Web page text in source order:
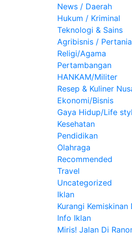
News / Daerah
Hukum / Kriminal
Teknologi & Sains
Agribisnis /
Religi/Agama
Pertambangan
HANKAM/Militer
Resep & Kuliner
Ekonomi/Bisnis
Gaya Hidup/Life
Kesehatan
Pendidikan
Olahraga
Recommended
Travel
Uncategorized
Iklan
Kurangi
Info Iklan
Miris! Jalan Di